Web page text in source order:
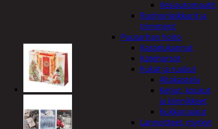
Vesiautomaatit
Ruohonleikkurit ja
trimmerit
Puutarhan hoito
Kastelukannut
Kateharsot
Kukat ja ruukut
Altakastelu
Ketjut, koukut
ja kiinnikkeet
Kukkaruukut
Lannoitteet, myrkyt